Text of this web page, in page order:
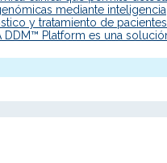
mediante inteligencia
y tratamiento de
DDM™ Platform es una
y nuevas funcionalidades para